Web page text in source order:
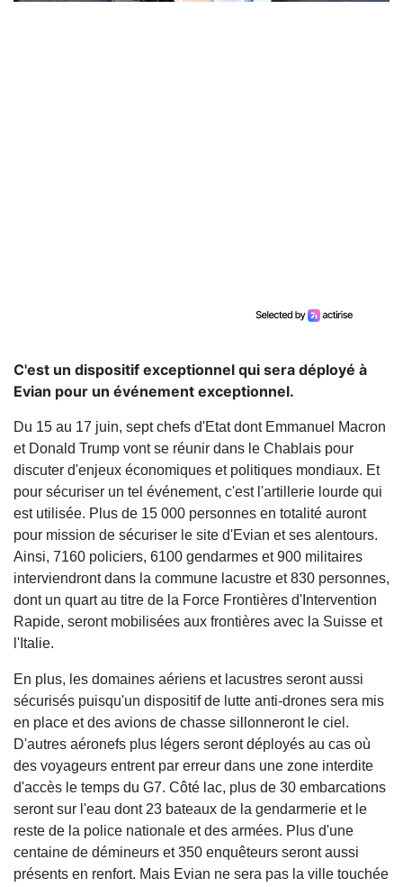
C'est un dispositif exceptionnel qui sera déployé à
Evian pour un événement exceptionnel.
Du 15 au 17 juin, sept chefs d'Etat dont Emmanuel Macron
et Donald Trump vont se réunir dans le Chablais pour
discuter d'enjeux économiques et politiques mondiaux. Et
pour sécuriser un tel événement, c'est l'artillerie lourde qui
est utilisée. Plus de 15 000 personnes en totalité auront
pour mission de sécuriser le site d'Evian et ses alentours.
Ainsi, 7160 policiers, 6100 gendarmes et 900 militaires
interviendront dans la commune lacustre et 830 personnes,
dont un quart au titre de la Force Frontières d'Intervention
Rapide, seront mobilisées aux frontières avec la Suisse et
l'Italie.
En plus, les domaines aériens et lacustres seront aussi
sécurisés puisqu'un dispositif de lutte anti-drones sera mis
en place et des avions de chasse sillonneront le ciel.
D'autres aéronefs plus légers seront déployés au cas où
des voyageurs entrent par erreur dans une zone interdite
d'accès le temps du G7. Côté lac, plus de 30 embarcations
seront sur l'eau dont 23 bateaux de la gendarmerie et le
reste de la police nationale et des armées. Plus d'une
centaine de démineurs et 350 enquêteurs seront aussi
présents en renfort. Mais Evian ne sera pas la ville touchée